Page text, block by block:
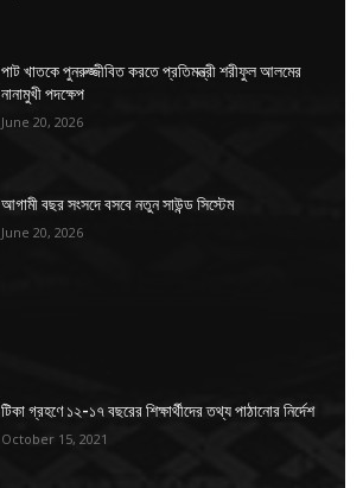
পাট খাতকে পুনরুজ্জীবিত করতে প্রতিমন্ত্রী শরীফুল আলমের
নানামুখী পদক্ষেপ
June 20, 2026
আগামী বছর সংসদে বসবে নতুন সাউন্ড সিস্টেম
June 20, 2026
টিকা গ্রহণে ১২-১৭ বছরের শিক্ষার্থীদের তথ্য পাঠানোর নির্দেশ
October 15, 2021